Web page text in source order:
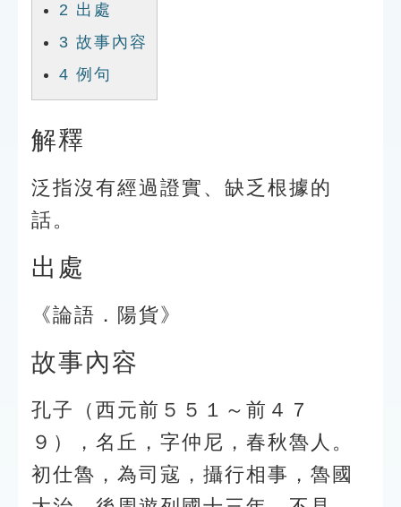
教學應用
2 出處
3 故事內容
4 例句
解釋
泛指沒有經過證實、缺乏根據的
話。
出處
《論語．陽貨》
故事內容
孔子（西元前５５１～前４７
９），名丘，字仲尼，春秋魯人。
初仕魯，為司寇，攝行相事，魯國